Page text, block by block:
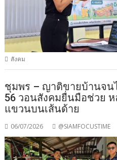
สังคม
ชุมพร – ญาติขายบ้านจน
56 วอนสังคมยื่นมือช่วย
แขวนบนเส้นด้าย
06/07/2026 @SIAMFOCUSTIME